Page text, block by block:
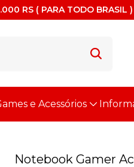
RS ( PARA TODO BRASIL )
e Acessórios
Notebook Gamer